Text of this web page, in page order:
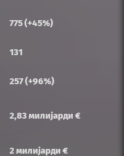
775 (+45%)
131
257 (+96%)
2,83 милијарди €
2 милијарди €